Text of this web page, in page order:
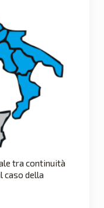
tra continuità
caso della